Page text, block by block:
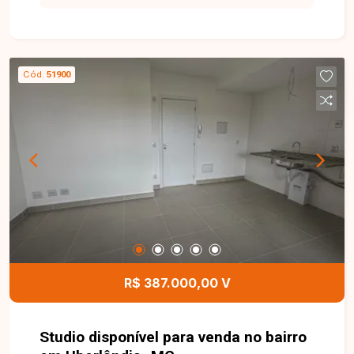
ambientes, 3 quartos sendo 1 suíte, além de
armários planejados em 2 quartos e na cozinha,
que é estilo americana, proporcionando mais
organização e funcionalidade. O apartamento
dispõe ainda de 1 vaga de garagem. Uma
excelente oportunidade para quem busca espaço,
conforto e sofisticação em uma localização
privilegiada. Entre em contato e agende sua visita
para conhecer este incrível imóvel!
Cód. 51900
R$ 387.000,00 V
Studio disponível para venda no bairro